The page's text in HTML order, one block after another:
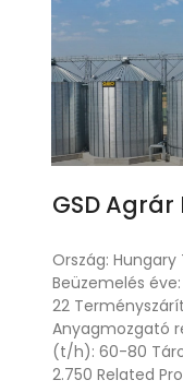
GSD Agrár
Ország: Hungary
Beüzemelés
22
Anyagmozgató
(t/h): 60-80
2.750 Related